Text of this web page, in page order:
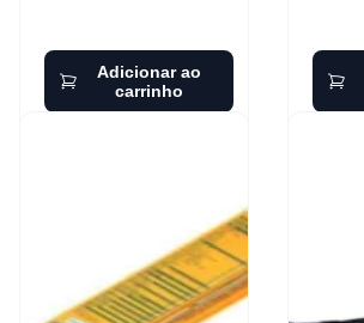
Adicionar ao
carrinho